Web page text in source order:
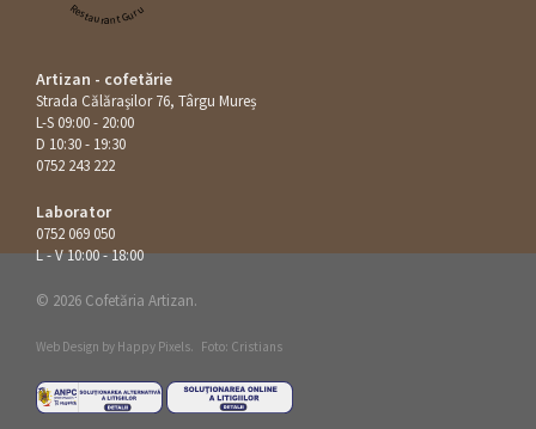
Restaurant Guru
Artizan - cofetărie
Strada Călăraşilor 76, Târgu Mureș
L-S 09:00 - 20:00
D 10:30 - 19:30
0752 243 222
Laborator
0752 069 050
L - V 10:00 - 18:00
© 2026 Cofetăria Artizan.
Web Design by Happy Pixels. Foto: Cristians